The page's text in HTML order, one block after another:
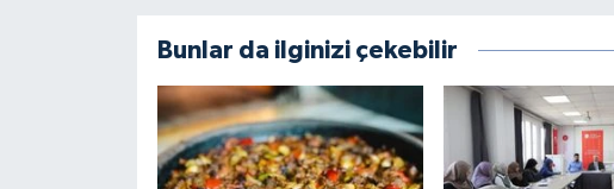
Bunlar da ilginizi çekebilir